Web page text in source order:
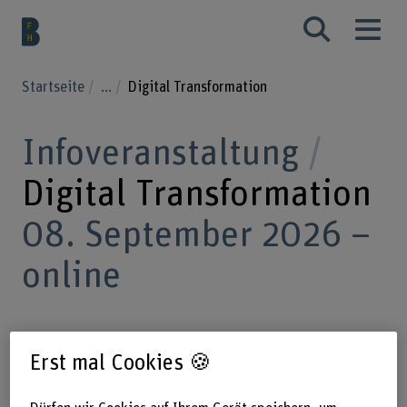
Startseite ... Digital Transformation
Infoveranstaltung
Digital Transformation
08. September 2026 –
online
Digitalisierung im Fokus: Die MAS-,
Erst mal Cookies 🍪